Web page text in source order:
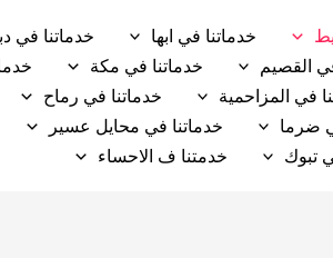
خدماتنا في ابها خدماتنا في
القصيم خدماتنا في مكة
في المزاحمية خدماتنا في رماح
ضرما خدماتنا في محايل عسير
تبوك خدمتنا ف الاحساء